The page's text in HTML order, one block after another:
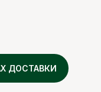
ДОСТАВКИ